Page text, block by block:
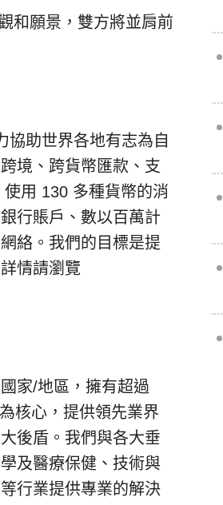
和願景，雙方將並肩前
協助世界各地有志為自
境、跨貨幣匯款、支
用 130 多種貨幣的消
行賬戶、數以百萬計
絡。我們的目標是提
情請瀏覽
家/地區，擁有超過
核心，提供領先業界
後盾。我們與各大垂
及醫療保健、技術與
行業提供專業的解決